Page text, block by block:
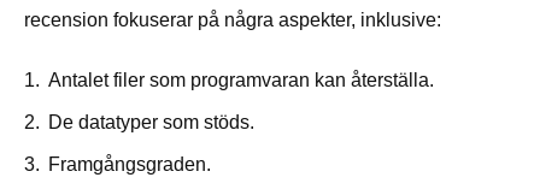
recension fokuserar på några aspekter, inklusive:
1. Antalet filer som programvaran kan återställa.
2. De datatyper som stöds.
3. Framgångsgraden.